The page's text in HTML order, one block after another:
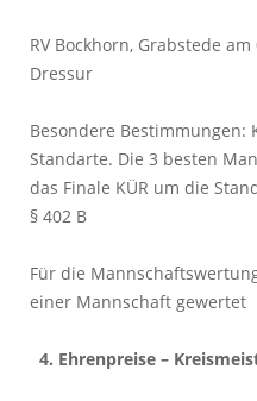
RV Bockhorn, Grabstede
Dressur
Besondere Bestimmungen:
Standarte. Die 3 besten
das Finale KÜR um die
§ 402 B
Für die
einer Mannschaft gewertet
4. Ehrenpreise –